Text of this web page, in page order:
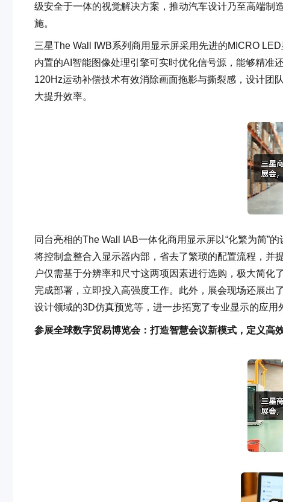
级安全于一体的视觉解决方案，推动汽车设计乃至高端制
施。
三星The Wall IWB系列商用显示屏采用先进的MICRO
内置的AI智能图像处理引擎可实时优化信号源，能够精准
120Hz运动补偿技术有效消除画面拖影与撕裂感，设计团
大提升效率。
同台亮相的The Wall IAB一体化商用显示屏以“化繁为简”
将控制盒整合入显示器内部，省去了繁琐的配置流程，并
户仅需基于分辨率和尺寸这两项因素进行选购，极大简
完成部署，立即投入高强度工作。此外，展会现场还展
设计领域的3D仿真预览等，进一步拓宽了专业显示的应用
参展全球数字贸易博览会：打造智慧会议新模式，定义高